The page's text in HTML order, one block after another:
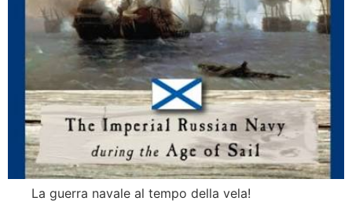
La guerra navale al tempo della vela!